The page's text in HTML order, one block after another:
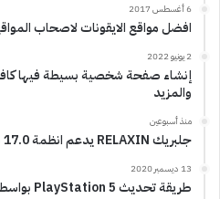
6 أغسطس 2017
افضل مواقع الايقونات لاصحاب
2 يونيو 2022
إنشاء صفحة شخصية بسيطة فيها
والمزيد
منذ أسبوعين
جلبريك RELAXIN يدعم انظمة iOS 17.0 حتى iOS 17.3.1
13 ديسمبر 2020
طريقة تحديث PlayStation 5 بواسطة USB وتثبيت النظام من جديد